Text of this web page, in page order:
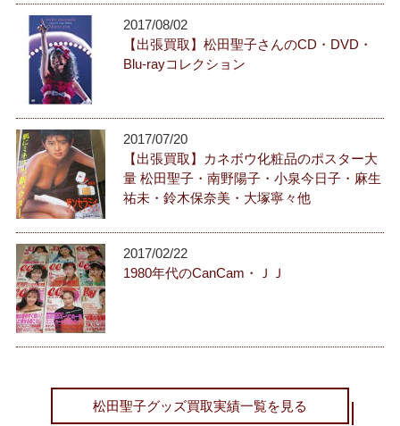
2017/08/02
【出張買取】松田聖子さんのCD・DVD・
Blu-rayコレクション
2017/07/20
【出張買取】カネボウ化粧品のポスター大
量 松田聖子・南野陽子・小泉今日子・麻生
祐未・鈴木保奈美・大塚寧々他
2017/02/22
1980年代のCanCam・ＪＪ
松田聖子グッズ買取実績一覧を見る